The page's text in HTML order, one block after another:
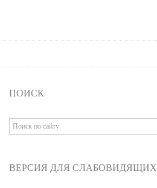
ПОИСК
ВЕРСИЯ ДЛЯ СЛАБОВИДЯЩИХ